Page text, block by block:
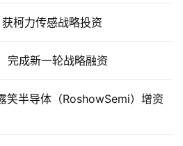
柯力传感战略投资
完成新一轮战略融资
笑半导体（RoshowSemi）增资